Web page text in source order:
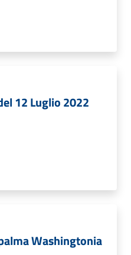
12 Luglio 2022
Washingtonia